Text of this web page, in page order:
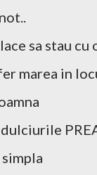
sa stau cu
marea in